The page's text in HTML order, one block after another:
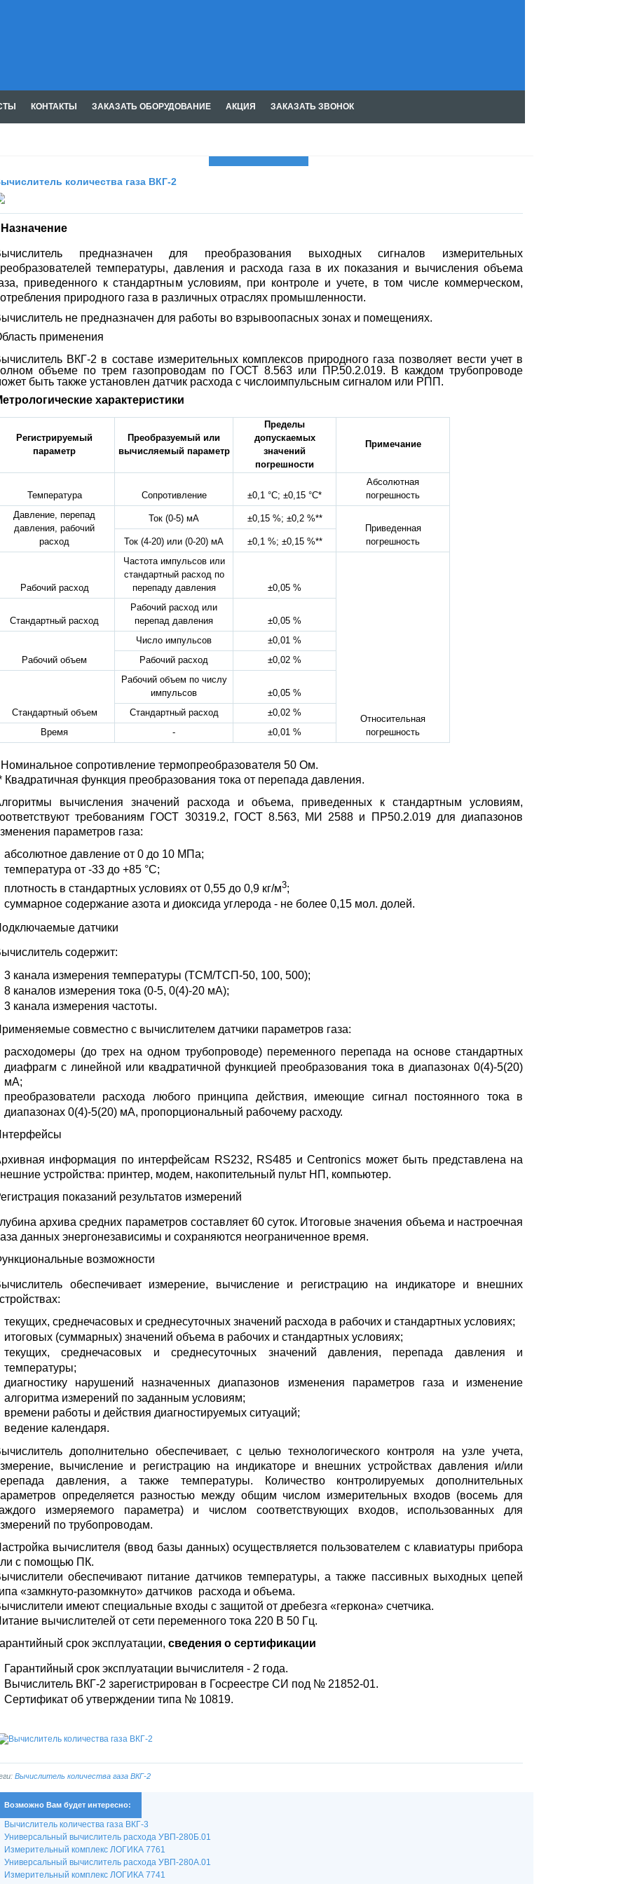
КОНТАКТЫ ЗАКАЗАТЬ ОБОРУДОВАНИЕ АКЦИЯ
ЗАКАЗАТЬ ЗВОНОК
количества газа ВКГ-2
Назначение
предназначен для преобразования выходных сигналов измерительных
температуры, давления и расхода газа в их показания и вычисления объема
приведенного к стандартным условиям, при контроле и учете, в том числе коммерческом,
природного газа в различных отраслях промышленности.
не предназначен для работы во взрывоопасных зонах и помещениях.
применения
ВКГ-2 в составе измерительных комплексов природного газа позволяет вести учет в
объеме по трем газопроводам по ГОСТ 8.563 или ПР.50.2.019. В каждом трубопроводе
быть также установлен датчик расхода с числоимпульсным сигналом или РПП.
характеристики
Регистрируемый
параметр
Преобразуемый или
вычисляемый параметр
Пределы
допускаемых
значений
погрешности
Примечание
Температура Сопротивление ±0,1 °С; ±0,15 °С*
Абсолютная
погрешность
Давление, перепад
давления, рабочий
расход
Ток (0-5) мА
±0,15 %; ±0,2 %**
Приведенная
погрешность
Ток (4-20) или (0-20) мА ±0,1 %; ±0,15 %**
Рабочий расход
Частота импульсов или
стандартный расход по
перепаду давления
±0,05 %
Относительная
погрешность
Стандартный расход
Рабочий расход или
перепад давления
±0,05 %
Рабочий объем
Число импульсов
±0,01 %
Рабочий расход
±0,02 %
Стандартный объем
Рабочий объем по числу
импульсов
±0,05 %
Стандартный расход
±0,02 %
Время
- ±0,01 %
сопротивление термопреобразователя 50 Ом.
Квадратичная функция преобразования тока от перепада давления.
вычисления значений расхода и объема, приведенных к стандартным условиям,
требованиям ГОСТ 30319.2, ГОСТ 8.563, МИ 2588 и ПР50.2.019 для диапазонов
параметров газа:
абсолютное давление от 0 до 10 МПа;
температура от -33 до +85 °С;
плотность в стандартных условиях от 0,55 до 0,9 кг/м3;
суммарное содержание азота и диоксида углерода - не более 0,15 мол. долей.
датчики
содержит:
3 канала измерения температуры (ТСМ/ТСП-50, 100, 500);
8 каналов измерения тока (0-5, 0(4)-20 мА);
3 канала измерения частоты.
совместно с вычислителем датчики параметров газа:
расходомеры (до трех на одном трубопроводе) переменного перепада на основе стандартных
диафрагм с линейной или квадратичной функцией преобразования тока в диапазонах 0(4)-5(20)
мА;
преобразователи расхода любого принципа действия, имеющие сигнал постоянного тока в
диапазонах 0(4)-5(20) мА, пропорциональный рабочему расходу.
информация по интерфейсам RS232, RS485 и Centronics может быть представлена на
устройства: принтер, модем, накопительный пульт НП, компьютер.
показаний результатов измерений
архива средних параметров составляет 60 суток. Итоговые значения объема и настроечная
данных энергонезависимы и сохраняются неограниченное время.
возможности
обеспечивает измерение, вычисление и регистрацию на индикаторе и внешних
текущих, среднечасовых и среднесуточных значений расхода в рабочих и стандартных условиях;
итоговых (суммарных) значений объема в рабочих и стандартных условиях;
текущих, среднечасовых и среднесуточных значений давления, перепада давления и
температуры;
диагностику нарушений назначенных диапазонов изменения параметров газа и изменение
алгоритма измерений по заданным условиям;
времени работы и действия диагностируемых ситуаций;
ведение календаря.
дополнительно обеспечивает, с целью технологического контроля на узле учета,
вычисление и регистрацию на индикаторе и внешних устройствах давления и/или
давления, а также температуры. Количество контролируемых дополнительных
определяется разностью между общим числом измерительных входов (восемь для
измеряемого параметра) и числом соответствующих входов, использованных для
по трубопроводам.
вычислителя (ввод базы данных) осуществляется пользователем с клавиатуры прибора
с помощью ПК.
обеспечивают питание датчиков температуры, а также пассивных выходных цепей
«замкнуто-разомкнуто» датчиков расхода и объема.
имеют специальные входы с защитой от дребезга «геркона» счетчика.
вычислителей от сети переменного тока 220 В 50 Гц.
срок эксплуатации, сведения о сертификации
Гарантийный срок эксплуатации вычислителя - 2 года.
Вычислитель ВКГ-2 зарегистрирован в Госреестре СИ под № 21852-01.
Сертификат об утверждении типа № 10819.
Вычислитель количества газа ВКГ-2
Возможно Вам будет интересно:
Вычислитель количества газа ВКГ-3
Универсальный вычислитель расхода УВП-280Б.01
Измерительный комплекс ЛОГИКА 7761
Универсальный вычислитель расхода УВП-280А.01
Измерительный комплекс ЛОГИКА 7741